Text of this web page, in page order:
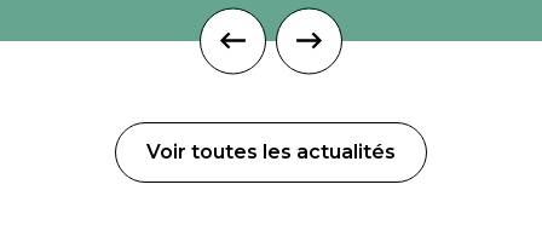
Voir toutes les actualités